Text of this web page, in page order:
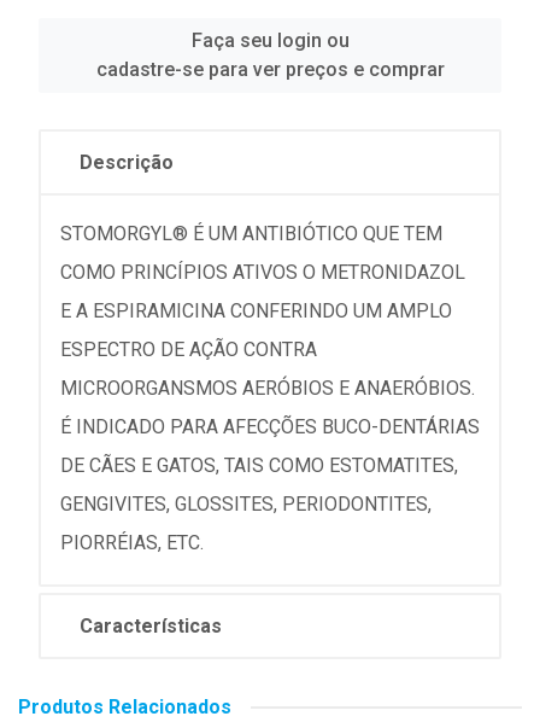
Faça seu login ou
cadastre-se para ver preços e comprar
Descrição
STOMORGYL® É UM ANTIBIÓTICO QUE TEM
COMO PRINCÍPIOS ATIVOS O METRONIDAZOL
E A ESPIRAMICINA CONFERINDO UM AMPLO
ESPECTRO DE AÇÃO CONTRA
MICROORGANSMOS AERÓBIOS E ANAERÓBIOS.
É INDICADO PARA AFECÇÕES BUCO-DENTÁRIAS
DE CÃES E GATOS, TAIS COMO ESTOMATITES,
GENGIVITES, GLOSSITES, PERIODONTITES,
PIORRÉIAS, ETC.
Características
Produtos Relacionados